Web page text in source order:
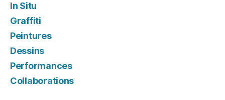
In Situ
Graffiti
Peintures
Dessins
Performances
Collaborations